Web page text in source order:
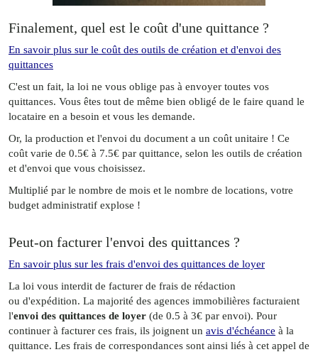
Finalement, quel est le coût d'une quittance ?
En savoir plus sur le coût des outils de création et d'envoi des
quittances
C'est un fait, la loi ne vous oblige pas à envoyer toutes vos
quittances. Vous êtes tout de même bien obligé de le faire quand le
locataire en a besoin et vous les demande.
Or, la production et l'envoi du document a un coût unitaire ! Ce
coût varie de 0.5€ à 7.5€ par quittance, selon les outils de création
et d'envoi que vous choisissez.
Multiplié par le nombre de mois et le nombre de locations, votre
budget administratif explose !
Peut-on facturer l'envoi des quittances ?
En savoir plus sur les frais d'envoi des quittances de loyer
La loi vous interdit de facturer de frais de rédaction
ou d'expédition. La majorité des agences immobilières facturaient
l'envoi des quittances de loyer (de 0.5 à 3€ par envoi). Pour
continuer à facturer ces frais, ils joignent un avis d'échéance à la
quittance. Les frais de correspondances sont ainsi liés à cet appel de